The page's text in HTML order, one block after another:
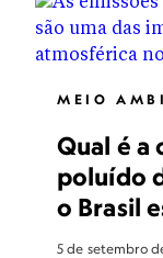
MEIO
Qual é a
poluído
o Brasil
5 de setembro